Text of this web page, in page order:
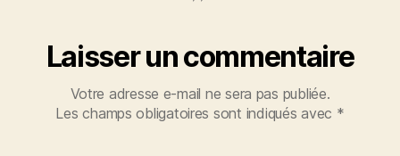
Laisser un commentaire
Votre adresse e-mail ne sera pas publiée.
Les champs obligatoires sont indiqués avec *